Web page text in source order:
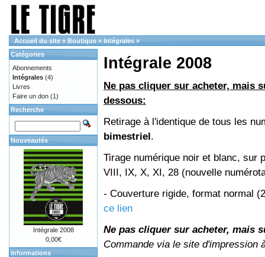
Accueil du site » Boutique » Intégrales »
Intégrale 2008
Ne pas cliquer sur acheter, mais
dessous:
Retirage à l'identique de tous les
bimestriel.
Tirage numérique noir et blanc, sur
VIII, IX, X, XI, 28 (nouvelle
- Couverture rigide, format normal
ce lien
Ne pas cliquer sur acheter, mais
Commande via le site d'impression
Catégories
Abonnements
Intégrales (4)
Livres
Faire un don (1)
Recherche
Nouveautés
Intégrale 2008
0,00€
Informations